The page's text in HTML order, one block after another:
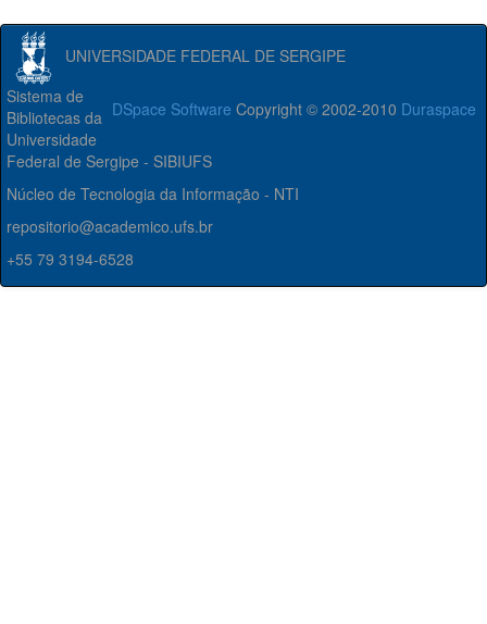
UNIVERSIDADE FEDERAL DE SERGIPE
DSpace Software Copyright © 2002-2010 Duraspace
Sistema de
Bibliotecas da
Universidade
Federal de Sergipe - SIBIUFS
Núcleo de Tecnologia da Informação - NTI
repositorio@academico.ufs.br
+55 79 3194-6528